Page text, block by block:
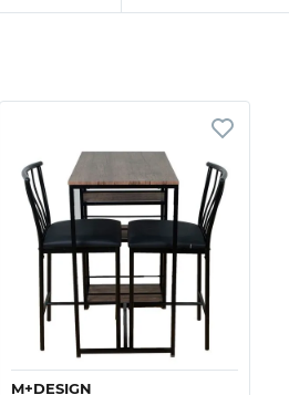
Vista rápida
M+DESIGN